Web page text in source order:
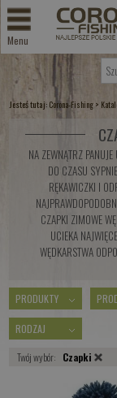
Menu
Jesteś tutaj: Corona-Fishing >
NA ZEWNĄTRZ
DO CZASU
RĘKAWICZKI I
CZAPKI ZIMOWE
UCIEKA
WĘDKARSTWA
PRODUKTY
RODZAJ
Twój wybór: Czapki